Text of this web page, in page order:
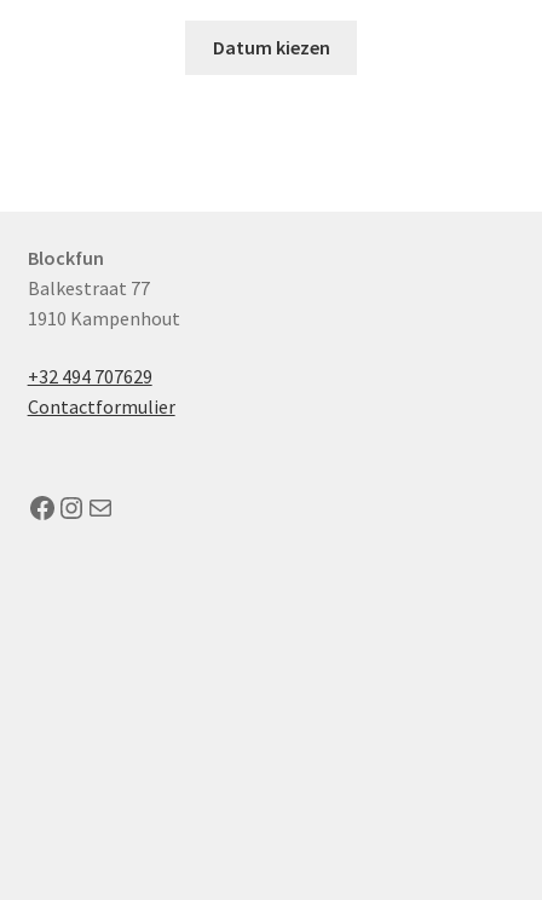
Datum kiezen
Blockfun
Balkestraat 77
1910 Kampenhout
+32 494 707629
Contactformulier
Facebook
Instagram
Mail